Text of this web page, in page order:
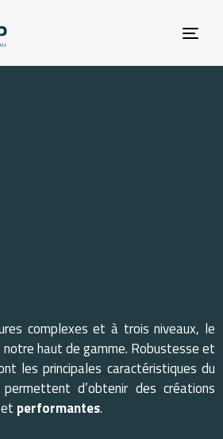
complexes et à trois niveaux, le
haut de gamme. Robustesse et
les principales caractéristiques du
d’obtenir des créations
et performantes.